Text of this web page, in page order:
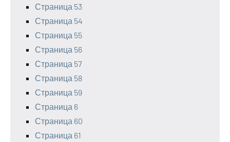
Страница 53
Страница 54
Страница 55
Страница 56
Страница 57
Страница 58
Страница 59
Страница 6
Страница 60
Страница 61